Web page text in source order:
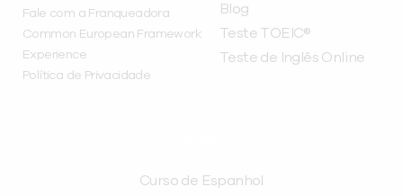
Fale com a Franqueadora
Common European Framework
Experience
Política de Privacidade
Blog
Teste TOEIC®
Teste de Inglês Online
Curso de Espanhol